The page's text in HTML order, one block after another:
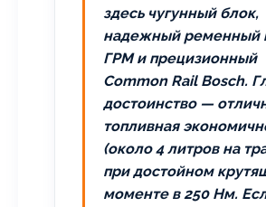
здесь чугунный блок,
надежный ременный
ГРМ и прецизионный
Common Rail Bosch.
достоинство —
топливная
(около 4 литров на
при достойном
моменте в 250 Нм.